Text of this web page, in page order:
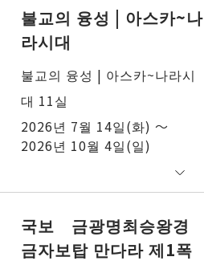
불교의 융성 | 아스카~나
라시대
불교의 융성 | 아스카~나라시
대 11실
2026년 7월 14일(화) ～
2026년 10월 4일(일)
국보 금광명최승왕경
금자보탑 만다라 제1폭